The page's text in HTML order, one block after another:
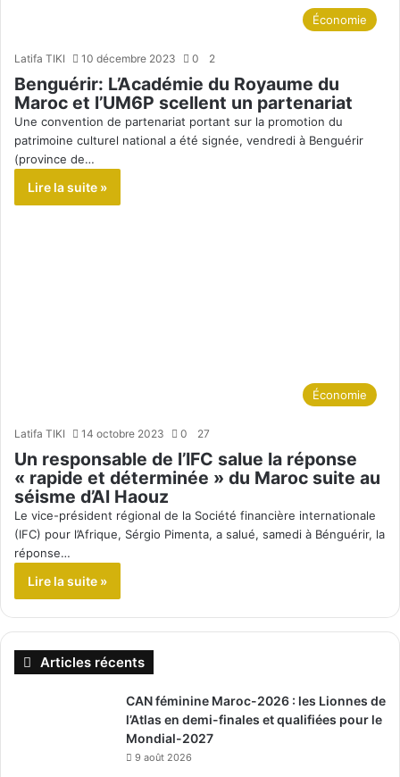
Économie
Latifa TIKI 10 décembre 2023 0 2
Benguérir: L’Académie du Royaume du
Maroc et l’UM6P scellent un partenariat
Une convention de partenariat portant sur la promotion du
patrimoine culturel national a été signée, vendredi à Benguérir
(province de…
Lire la suite »
Économie
Latifa TIKI 14 octobre 2023 0 27
Un responsable de l’IFC salue la réponse
« rapide et déterminée » du Maroc suite au
séisme d’Al Haouz
Le vice-président régional de la Société financière internationale
(IFC) pour l’Afrique, Sérgio Pimenta, a salué, samedi à Bénguérir, la
réponse…
Lire la suite »
Articles récents
CAN féminine Maroc-2026 : les Lionnes de
l’Atlas en demi-finales et qualifiées pour le
Mondial-2027
9 août 2026